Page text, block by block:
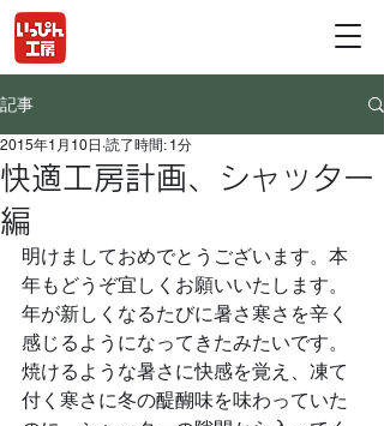
記事
快適工房計画、シャッター
編
2015年1月10日 読了時間: 1分
明けましておめでとうございます。本
年もどうぞ宜しくお願いいたします。
年が新しくなるたびに暑さ寒さを辛く
感じるようになってきたみたいです。
焼けるような暑さに快感を覚え、凍て
付く寒さに冬の醍醐味を味わっていた